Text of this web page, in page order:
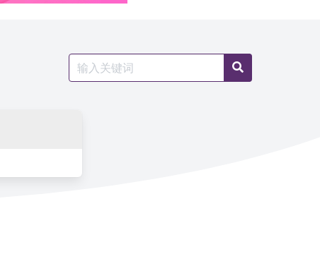
Search
for:
Search